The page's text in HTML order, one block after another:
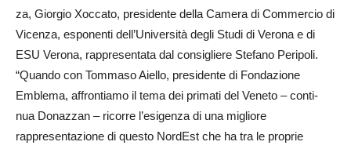
za, Giorgio Xoccato, presidente della Camera di Com­mercio di
Vicenza, esponenti dell’Università degli Studi di Verona e di
ESU Verona, rappresentata dal consiglie­re Stefano Peripoli.
“Quando con Tommaso Aiello, presidente di Fondazione
Emble­ma, affrontiamo il tema dei primati del Veneto – conti­
nua Donazzan – ricorre l’esigenza di una migliore
rappresentazione di questo NordEst che ha tra le proprie